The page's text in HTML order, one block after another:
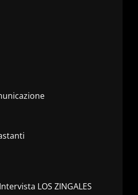
LOS ZINGALES